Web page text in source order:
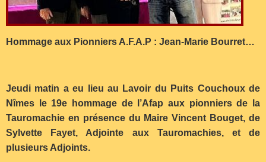
Hommage aux Pionniers A.F.A.P : Jean-Marie Bourret…
Jeudi matin a eu lieu au Lavoir du Puits Couchoux de
Nîmes le 19e hommage de l’Afap aux pionniers de la
Tauromachie en présence du Maire Vincent Bouget, de
Sylvette Fayet, Adjointe aux Tauromachies, et de
plusieurs Adjoints.